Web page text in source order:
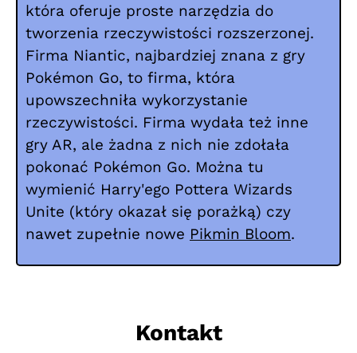
która oferuje proste narzędzia do
tworzenia rzeczywistości rozszerzonej.
Firma Niantic, najbardziej znana z gry
Pokémon Go, to firma, która
upowszechniła wykorzystanie
rzeczywistości. Firma wydała też inne
gry AR, ale żadna z nich nie zdołała
pokonać Pokémon Go. Można tu
wymienić Harry'ego Pottera Wizards
Unite (który okazał się porażką) czy
nawet zupełnie nowe Pikmin Bloom.
Kontakt